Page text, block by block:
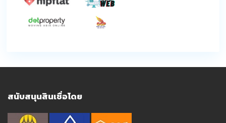
สนับสนุนสินเชื่อโดย